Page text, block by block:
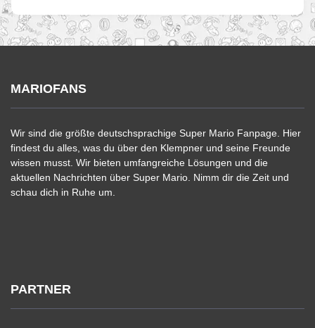
MARIOFANS
Wir sind die größte deutschsprachige Super Mario Fanpage. Hier
findest du alles, was du über den Klempner und seine Freunde
wissen musst. Wir bieten umfangreiche Lösungen und die
aktuellen Nachrichten über Super Mario. Nimm dir die Zeit und
schau dich in Ruhe um.
PARTNER